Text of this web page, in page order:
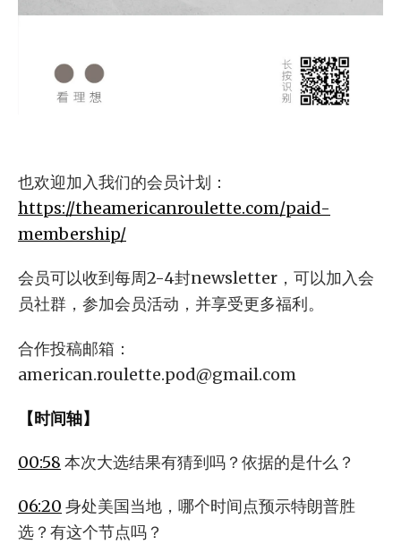
也欢迎加入我们的会员计划：
https://theamericanroulette.com/paid-
membership/
会员可以收到每周2-4封newsletter，可以加入会
员社群，参加会员活动，并享受更多福利。
合作投稿邮箱：
american.roulette.pod@gmail.com
【时间轴】
00:58 本次大选结果有猜到吗？依据的是什么？
06:20 身处美国当地，哪个时间点预示特朗普胜
选？有这个节点吗？